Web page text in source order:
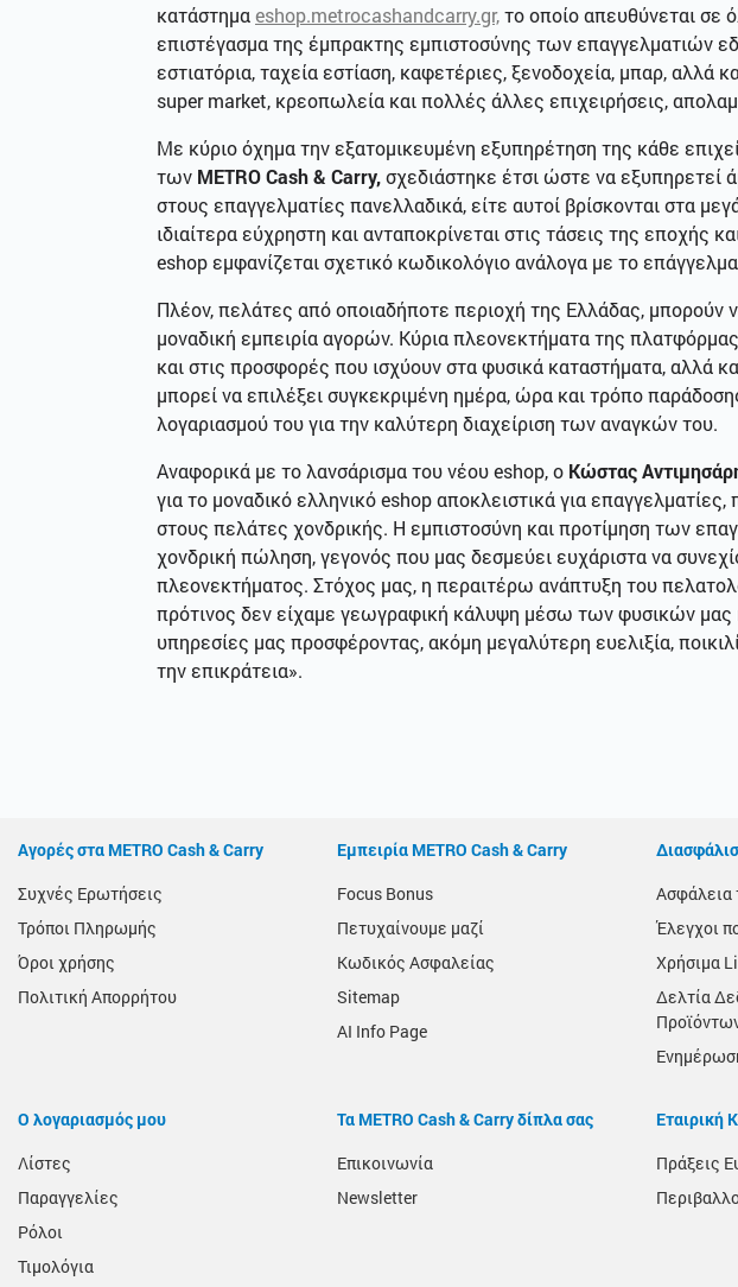
κατάστημαeshop.metrocashandcarry.gr,το οποίο απευθύνεται σε
επιστέγασμα της έμπρακτης εμπιστοσύνης των επαγγελματιών
εστιατόρια, ταχεία εστίαση, καφετέριες, ξενοδοχεία, μπαρ,
super market, κρεοπωλεία και πολλές άλλες επιχειρήσεις,
Με κύριο όχημα την εξατομικευμένη εξυπηρέτηση της κάθε
των METRO Cash & Carry,σχεδιάστηκε έτσι ώστε να εξυπηρετεί
στους επαγγελματίες πανελλαδικά, είτε αυτοί βρίσκονται στα
ιδιαίτερα εύχρηστη και ανταποκρίνεται στις τάσεις της
eshop εμφανίζεται σχετικό κωδικολόγιο ανάλογα με το
Πλέον, πελάτες από οποιαδήποτε περιοχή της Ελλάδας, μπορούν
μοναδική εμπειρία αγορών. Κύρια πλεονεκτήματα της
και στις προσφορές που ισχύουν στα φυσικά καταστήματα, αλλά
μπορεί να επιλέξει συγκεκριμένη ημέρα, ώρα και τρόπο
λογαριασμού του για την καλύτερη διαχείριση των αναγκών του.
Αναφορικά με το λανσάρισμα του νέου eshop, o Κώστας
για το μοναδικό ελληνικό eshop αποκλειστικά για
στους πελάτες χονδρικής. Η εμπιστοσύνη και προτίμηση των
χονδρική πώληση, γεγονός που μας δεσμεύει ευχάριστα να
πλεονεκτήματος. Στόχος μας, η περαιτέρω ανάπτυξη του
πρότινος δεν είχαμε γεωγραφική κάλυψη μέσω των φυσικών
υπηρεσίες μας προσφέροντας, ακόμη μεγαλύτερη ευελιξία,
την επικράτεια».
Αγορές στα METRO Cash & Carry
Συχνές Ερωτήσεις
Τρόποι Πληρωμής
Όροι χρήσης
Πολιτική Απορρήτου
Εμπειρία METRO Cash & Carry
Focus Bonus
Πετυχαίνουμε μαζί
Κωδικός Ασφαλείας
Sitemap
AI Info Page
Ασφάλεια
Έλεγχοι
Χρήσιμα
Δελτία
Ο λογαριασμός μου
Λίστες
Παραγγελίες
Ρόλοι
Τιμολόγια
Τα METRO Cash & Carry δίπλα σας
Επικοινωνία
Newsletter
Εταιρική
Πράξεις